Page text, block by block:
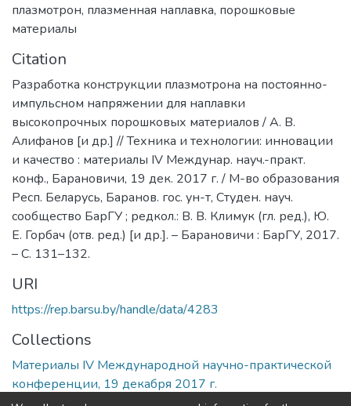
плазмотрон, плазменная наплавка, порошковые
материалы
Citation
Разработка конструкции плазмотрона на постоянно-
импульсном напряжении для наплавки
высокопрочных порошковых материалов / А. В.
Алифанов [и др.] // Техника и технологии: инновации
и качество : материалы IV Междунар. науч.-практ.
конф., Барановичи, 19 дек. 2017 г. / М-во образования
Респ. Беларусь, Баранов. гос. ун-т, Студен. науч.
сообщество БарГУ ; редкол.: В. В. Климук (гл. ред.), Ю.
Е. Горбач (отв. ред.) [и др.]. – Барановичи : БарГУ, 2017.
– С. 131–132.
URI
https://rep.barsu.by/handle/data/4283
Collections
Материалы IV Международной научно-практической
конференции, 19 декабря 2017 г.